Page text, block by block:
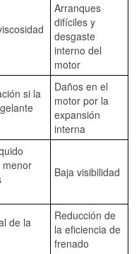
Arranques
difíciles y
desgaste
interno del
motor
si la
Daños en el
motor por la
expansión
interna
menor
Baja visibilidad
de la
Reducción de
la eficiencia de
frenado